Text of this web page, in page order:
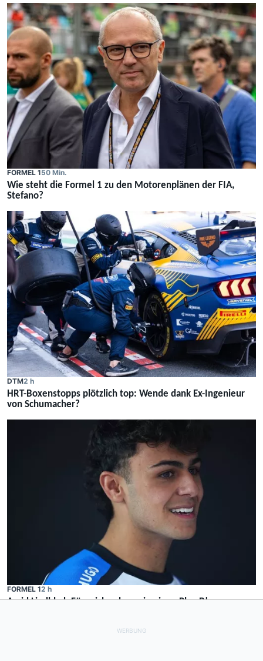
FORMEL 150 Min.
Wie steht die Formel 1 zu den Motorenplänen der FIA,
Stefano?
DTM2 h
HRT-Boxenstopps plötzlich top: Wende dank Ex-Ingenieur
von Schumacher?
FORMEL 12 h
Arvid Lindblad: Für mich gab es nie einen Plan B!